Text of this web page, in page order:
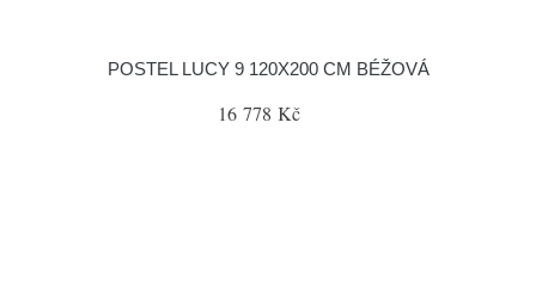
POSTEL LUCY 9 120X200 CM BÉŽOVÁ
16 778 Kč